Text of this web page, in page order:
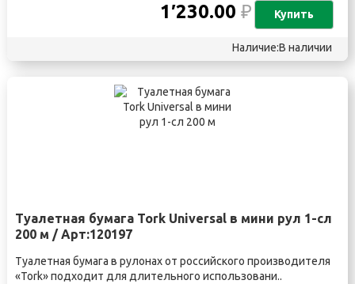
1′230.00₽ Купить
Наличие:В наличии
Туалетная бумага Tork Universal в мини рул 1-сл
200 м / Арт:120197
Туалетная бумага в рулонах от российского производителя
«Tork» подходит для длительного использовани..